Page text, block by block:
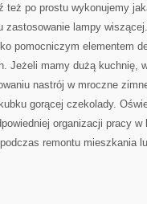
też po prostu wykonujemy
zastosowanie lampy
pomocniczym elementem
Jeżeli mamy dużą kuchnię,
nastrój w mroczne
gorącej czekolady.
organizacji pracy
remontu mieszkania